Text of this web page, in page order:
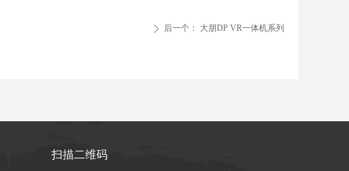
ꄲ 后一个： 大朋DP VR一体机系列
扫描二维码